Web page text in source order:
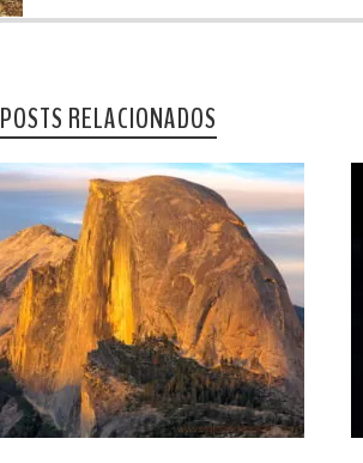
POSTS RELACIONADOS